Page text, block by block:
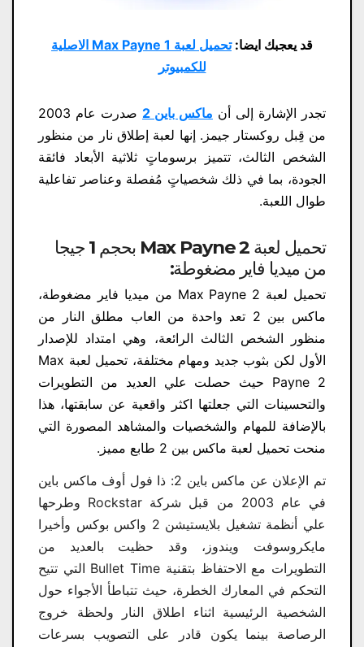
قد يعجبك ايضا:
تحميل لعبة Max Payne 1 الاصلية
للكمبيوتر
تجدر الإشارة إلى أن ماكس باين 2
صدرت عام 2003
من قِبل روكستار جيمز. إنها لعبة إطلاق نار من منظور
الشخص الثالث، تتميز برسوماتٍ ثلاثية الأبعاد فائقة
الجودة، بما في ذلك شخصياتٍ مُفصلة وعناصر تفاعلية
طوال اللعبة.
تحميل لعبة Max Payne 2 بحجم 1 جيجا
من ميديا فاير مضغوطة:
تحميل لعبة Max Payne 2 من ميديا فاير مضغوطة،
ماكس بين 2 تعد واحدة من العاب مطلق النار من
منظور الشخص الثالث الرائعة، وهي امتداد للإصدار
الأول لكن بثوب جديد ومهام مختلفة، تحميل لعبة Max
Payne 2 حيث حصلت علي العديد من التطويرات
والتحسينات التي جعلتها اكثر واقعية عن سابقتها، هذا
بالإضافة للمهام والشخصيات والمشاهد المصورة التي
منحت تحميل لعبة ماكس بين 2 طابع مميز.
تم الإعلان عن ماكس باين 2: ذا فول أوف ماكس باين
في عام 2003 من قبل شركة Rockstar وطرحها
علي أنظمة تشغيل بلايستيشن 2 واكس بوكس وأخيرا
مايكروسوفت ويندوز، وقد حظيت بالعديد من
التطويرات مع الاحتفاظ بتقنية Bullet Time التي تتيح
التحكم في المعارك الخطرة، حيث تتباطأ الأجواء حول
الشخصية الرئيسية اثناء اطلاق النار ولحظة خروج
الرصاصة بينما يكون قادر على التصويب بسرعات